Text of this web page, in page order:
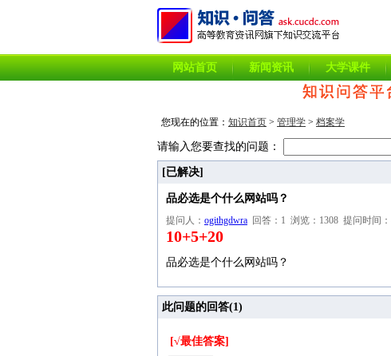
网站首页 新闻资讯 大学课件
您现在的位置： 知识首页 > 管理学 > 档案学
请输入您要查找的问题：
[已解决]
品必选是个什么网站吗？
提问人： ogithgdwra 回答：1 浏览：1308 提问时间：
10+5+20
品必选是个什么网站吗？
此问题的回答(1)
[√最佳答案]